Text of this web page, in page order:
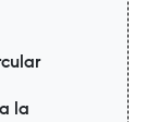
la